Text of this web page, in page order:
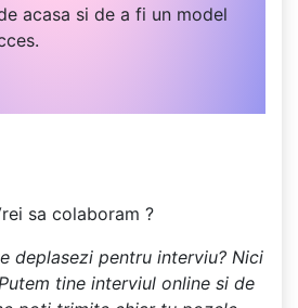
acasa si de a fi un model
sa colaboram ?
deplasezi pentru interviu? Nici
tine interviul online si de